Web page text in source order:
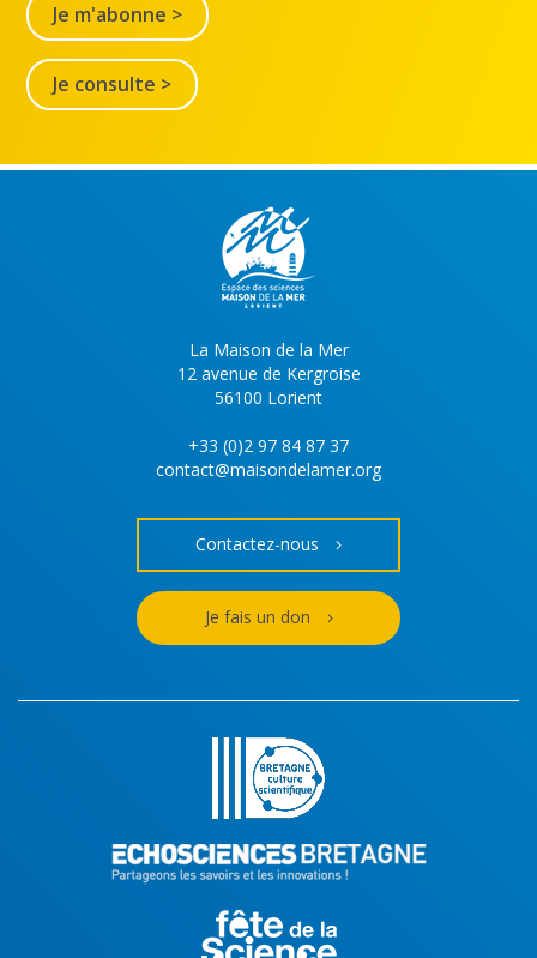
Je m'abonne >
Je consulte >
La Maison de la Mer
12 avenue de Kergroise
56100 Lorient
+33 (0)2 97 84 87 37
contact@maisondelamer.org
Contactez-nous
Je fais un don